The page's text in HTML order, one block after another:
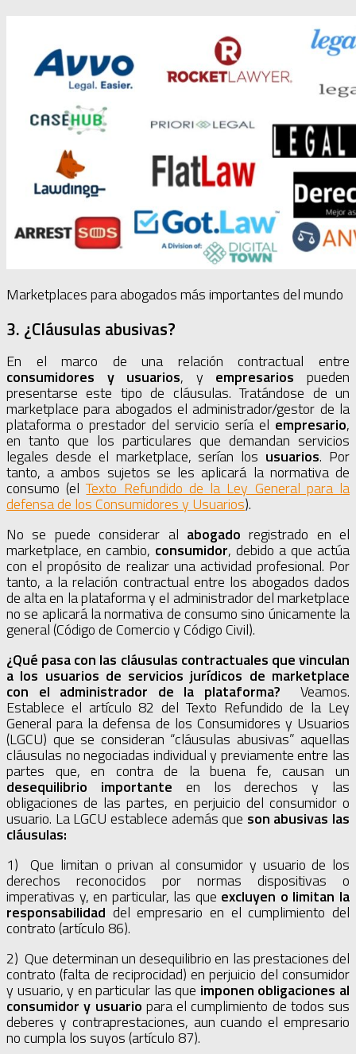
Marketplaces para abogados más importantes del mundo
3. ¿Cláusulas abusivas?
En el marco de una relación contractual entre
consumidores y usuarios, y empresarios pueden
presentarse este tipo de cláusulas. Tratándose de un
marketplace para abogados el administrador/gestor de la
plataforma o prestador del servicio sería el empresario,
en tanto que los particulares que demandan servicios
legales desde el marketplace, serían los usuarios. Por
tanto, a ambos sujetos se les aplicará la normativa de
consumo (elTexto Refundido de la Ley General para la
defensa de los Consumidores y Usuarios).
No se puede considerar al abogado registrado en el
marketplace, en cambio, consumidor, debido a que actúa
con el propósito de realizar una actividad profesional. Por
tanto, a la relación contractual entre los abogados dados
de alta en la plataforma y el administrador del marketplace
no se aplicará la normativa de consumo sino únicamente la
general (Código de Comercio y Código Civil).
¿Qué pasa con las cláusulas contractuales que vinculan
a los usuarios de servicios jurídicos de marketplace
con el administrador de la plataforma? Veamos.
Establece el artículo 82 del Texto Refundido de la Ley
General para la defensa de los Consumidores y Usuarios
(LGCU) que se consideran “cláusulas abusivas” aquellas
cláusulas no negociadas individual y previamente entre las
partes que, en contra de la buena fe, causan un
desequilibrio importante en los derechos y las
obligaciones de las partes, en perjuicio del consumidor o
usuario. La LGCU establece además que son abusivas las
cláusulas:
1) Que limitan o privan al consumidor y usuario de los
derechos reconocidos por normas dispositivas o
imperativas y, en particular, las que excluyen o limitan la
responsabilidad del empresario en el cumplimiento del
contrato (artículo 86).
2) Que determinan un desequilibrio en las prestaciones del
contrato (falta de reciprocidad) en perjuicio del consumidor
y usuario, y en particular las que imponen obligaciones al
consumidor y usuario para el cumplimiento de todos sus
deberes y contraprestaciones, aun cuando el empresario
no cumpla los suyos (artículo 87).